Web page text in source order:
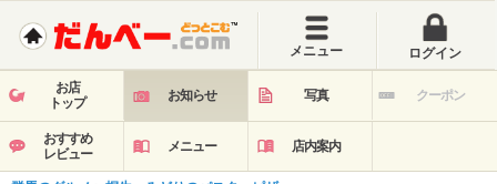
メニュー ログイン
お店
トップ
お知らせ 写真 クーポン
おすすめ
レビュー
メニュー 店内案内